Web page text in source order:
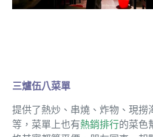
三爐伍八菜單
提供了熱炒、串燒、炸物、現撈
等，菜單上也有熱銷排行的菜色